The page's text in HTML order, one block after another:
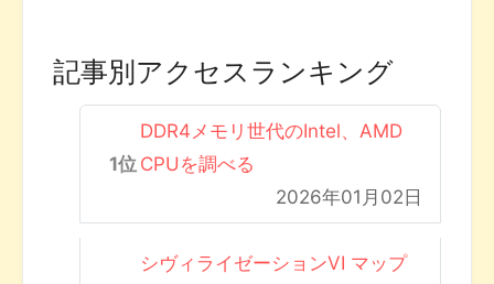
記事別アクセスランキング
DDR4メモリ世代のIntel、AMD
CPUを調べる
2026年01月02日
シヴィライゼーションVI マップ